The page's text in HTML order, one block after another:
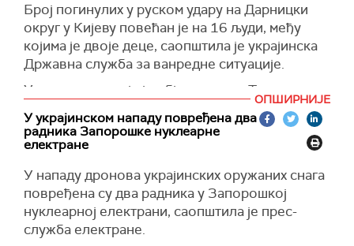
војних операција, јавља Катимерини.
Грчке власти сумњају да је у питању био
украјински дрон-камиказа типа "Мамај"
опремљен експлозивом, који је наводно
циљао руски брод у Средоземном мору.
(Танјуг)
Број погинулих у руском удару на Дарницки
округ у Кијеву повећан је на 16 људи, међу
којима је двоје деце, саопштила је украјинска
Државна служба за ванредне ситуације.
У саопштењу које је објављено на Телеграму
наводи се да су операције потраге и
спасавања у округу Дарница у Кијеву у току,
као и да су у те операције укључена и три тима
(Укринформ)
ОПШИРНИЈЕ
У украјинском нападу повређена два
радника Запорошке нуклеарне
електране
У нападу дронова украјинских оружаних снага
повређена су два радника у Запорошкој
нуклеарној електрани, саопштила је прес-
служба електране.